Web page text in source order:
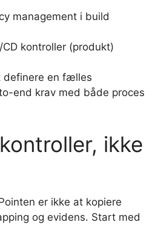
management i build
kontroller (produkt)
definere en fælles
end krav med både proces
ikke
er ikke at kopiere
og evidens. Start med